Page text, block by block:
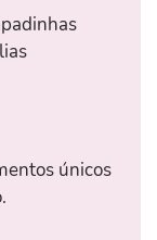
únicos